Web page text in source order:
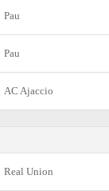
Pau
Pau
AC Ajaccio
Real Union